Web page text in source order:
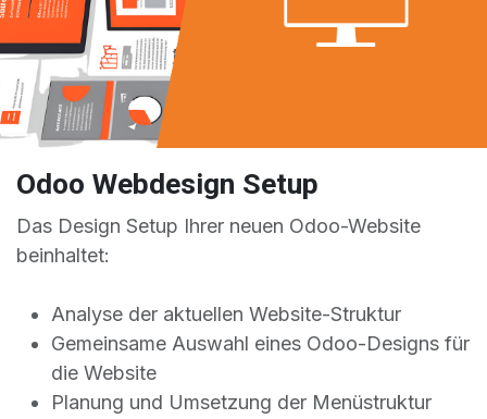
Odoo Webdesign Setup
Das Design Setup Ihrer neuen Odoo-Website
beinhaltet:
Analyse der aktuellen Website-Struktur
Gemeinsame Auswahl eines Odoo-Designs für
die Website
Planung und Umsetzung der Menüstruktur